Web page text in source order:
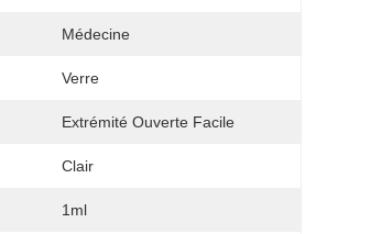
Médecine
Verre
Extrémité Ouverte Facile
Clair
1ml